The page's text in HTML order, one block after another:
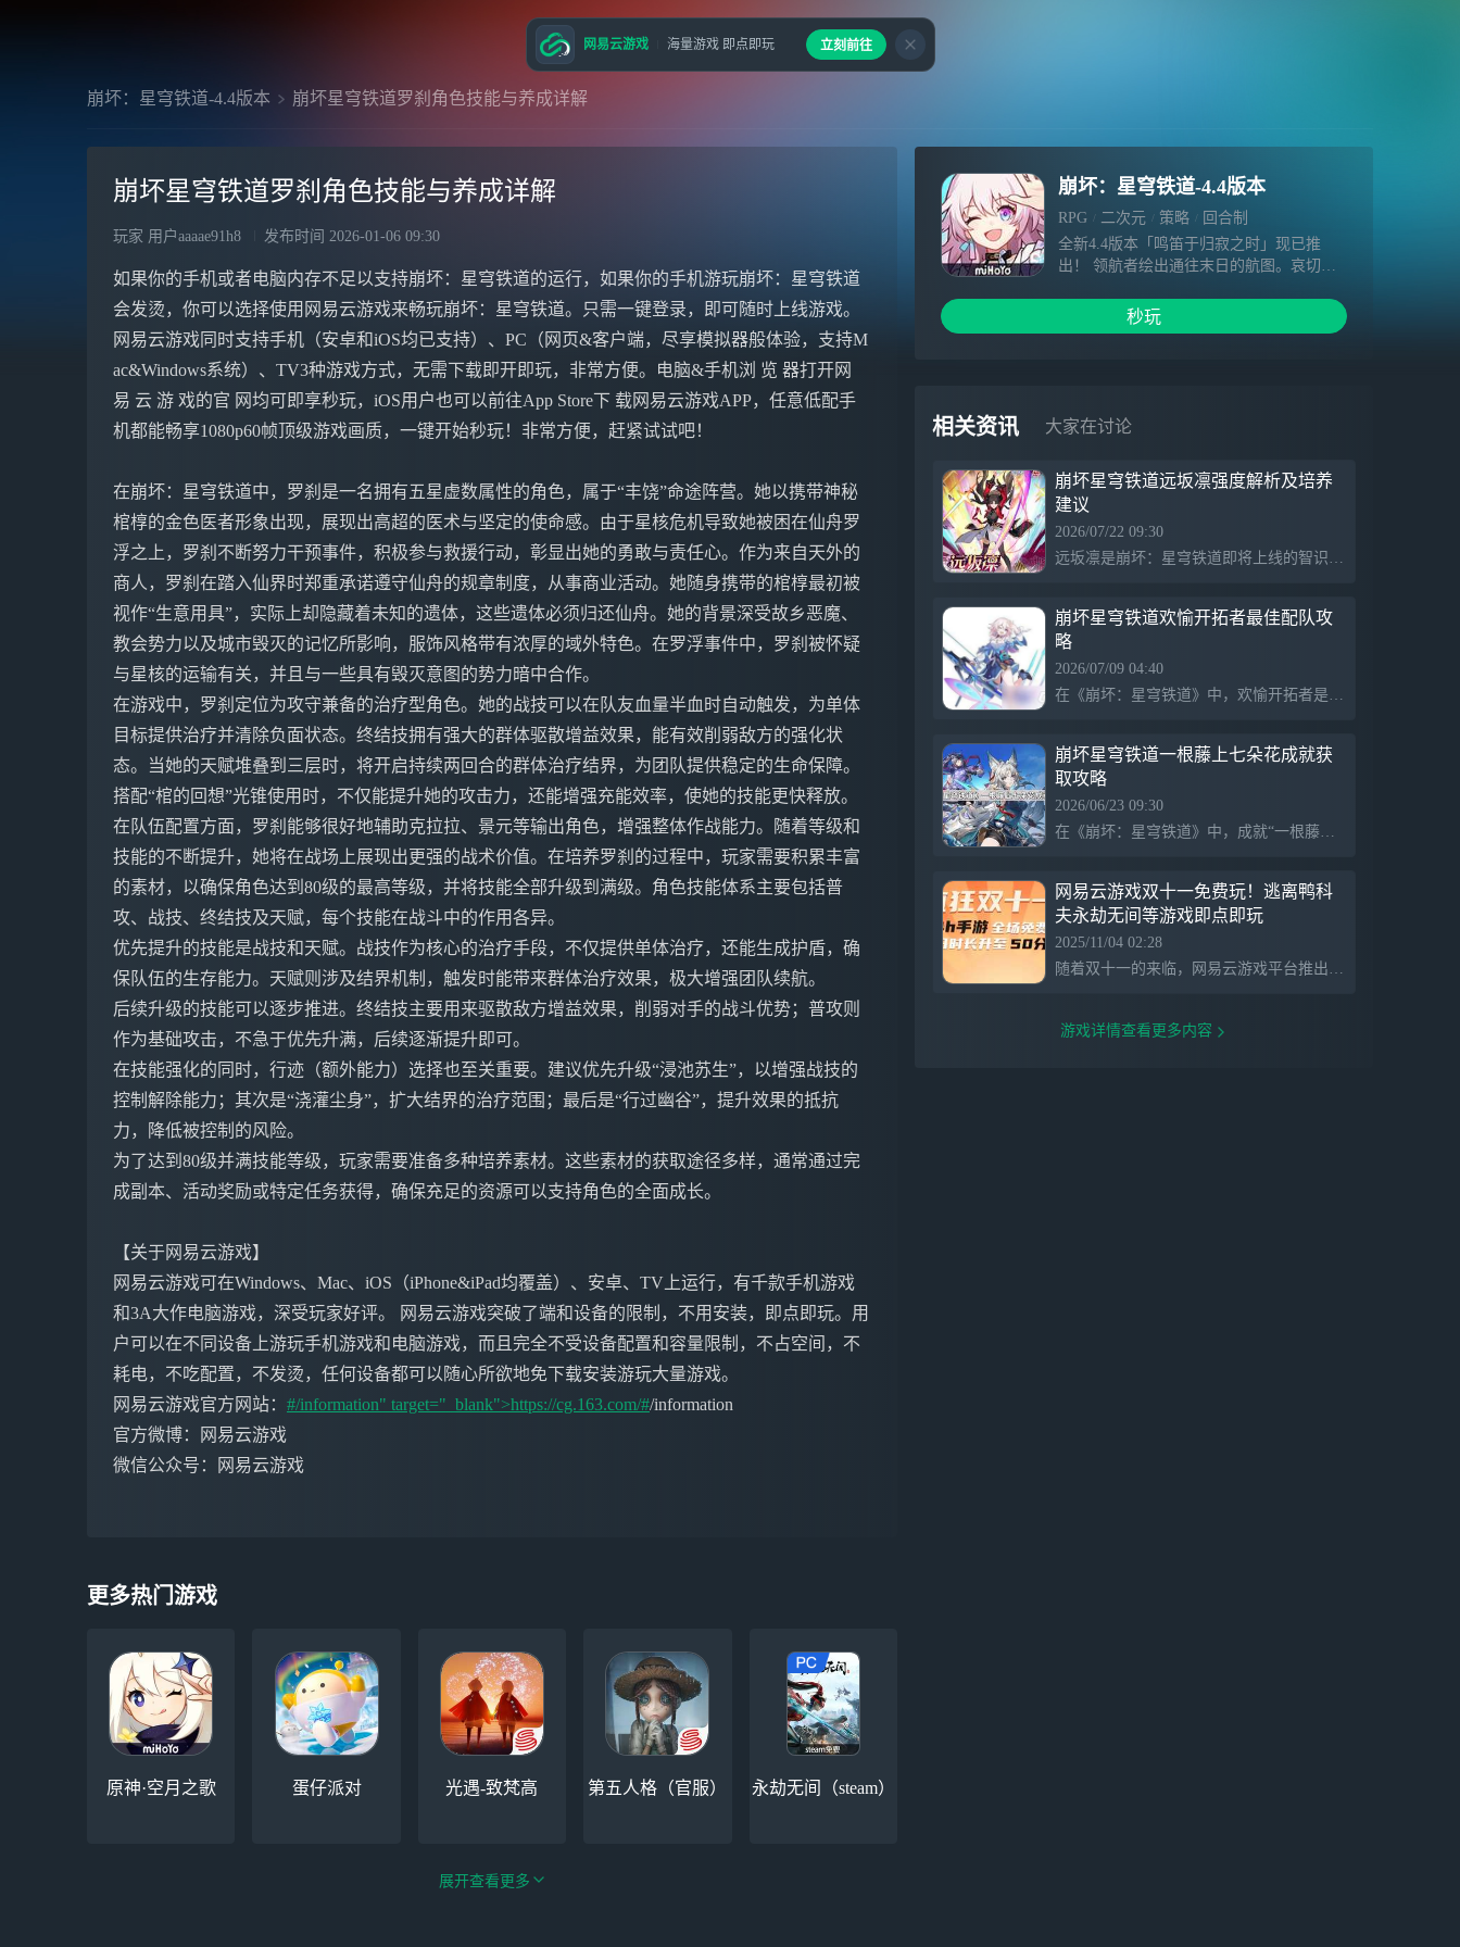
崩坏：星穹铁道-4.4版本 崩坏星穹铁道罗刹角色技能与养成详解
崩坏星穹铁道罗刹角色技能与养成详解
玩家 用户aaaae91h8 发布时间 2026-01-06 09:30
如果你的手机或者电脑内存不足以支持崩坏：星穹铁道的运行，如果你的手机游玩崩坏：星穹铁道
会发烫，你可以选择使用网易云游戏来畅玩崩坏：星穹铁道。只需一键登录，即可随时上线游戏。
网易云游戏同时支持手机（安卓和iOS均已支持）、PC（网页&客户端，尽享模拟器般体验，支持M
ac&Windows系统）、TV3种游戏方式，无需下载即开即玩，非常方便。电脑&手机浏 览 器打开网
易 云 游 戏的官 网均可即享秒玩，iOS用户也可以前往App Store下 载网易云游戏APP，任意低配手
机都能畅享1080p60帧顶级游戏画质，一键开始秒玩！非常方便，赶紧试试吧！
在崩坏：星穹铁道中，罗刹是一名拥有五星虚数属性的角色，属于“丰饶”命途阵营。她以携带神秘
棺椁的金色医者形象出现，展现出高超的医术与坚定的使命感。由于星核危机导致她被困在仙舟罗
浮之上，罗刹不断努力干预事件，积极参与救援行动，彰显出她的勇敢与责任心。作为来自天外的
商人，罗刹在踏入仙界时郑重承诺遵守仙舟的规章制度，从事商业活动。她随身携带的棺椁最初被
视作“生意用具”，实际上却隐藏着未知的遗体，这些遗体必须归还仙舟。她的背景深受故乡恶魔、
教会势力以及城市毁灭的记忆所影响，服饰风格带有浓厚的域外特色。在罗浮事件中，罗刹被怀疑
与星核的运输有关，并且与一些具有毁灭意图的势力暗中合作。
在游戏中，罗刹定位为攻守兼备的治疗型角色。她的战技可以在队友血量半血时自动触发，为单体
目标提供治疗并清除负面状态。终结技拥有强大的群体驱散增益效果，能有效削弱敌方的强化状
态。当她的天赋堆叠到三层时，将开启持续两回合的群体治疗结界，为团队提供稳定的生命保障。
搭配“棺的回想”光锥使用时，不仅能提升她的攻击力，还能增强充能效率，使她的技能更快释放。
在队伍配置方面，罗刹能够很好地辅助克拉拉、景元等输出角色，增强整体作战能力。随着等级和
技能的不断提升，她将在战场上展现出更强的战术价值。在培养罗刹的过程中，玩家需要积累丰富
的素材，以确保角色达到80级的最高等级，并将技能全部升级到满级。角色技能体系主要包括普
攻、战技、终结技及天赋，每个技能在战斗中的作用各异。
优先提升的技能是战技和天赋。战技作为核心的治疗手段，不仅提供单体治疗，还能生成护盾，确
保队伍的生存能力。天赋则涉及结界机制，触发时能带来群体治疗效果，极大增强团队续航。
后续升级的技能可以逐步推进。终结技主要用来驱散敌方增益效果，削弱对手的战斗优势；普攻则
作为基础攻击，不急于优先升满，后续逐渐提升即可。
在技能强化的同时，行迹（额外能力）选择也至关重要。建议优先升级“浸池苏生”，以增强战技的
控制解除能力；其次是“浇灌尘身”，扩大结界的治疗范围；最后是“行过幽谷”，提升效果的抵抗
力，降低被控制的风险。
为了达到80级并满技能等级，玩家需要准备多种培养素材。这些素材的获取途径多样，通常通过完
成副本、活动奖励或特定任务获得，确保充足的资源可以支持角色的全面成长。
【关于网易云游戏】
网易云游戏可在Windows、Mac、iOS（iPhone&iPad均覆盖）、安卓、TV上运行，有千款手机游戏
和3A大作电脑游戏，深受玩家好评。 网易云游戏突破了端和设备的限制，不用安装，即点即玩。用
户可以在不同设备上游玩手机游戏和电脑游戏，而且完全不受设备配置和容量限制，不占空间，不
耗电，不吃配置，不发烫，任何设备都可以随心所欲地免下载安装游玩大量游戏。
网易云游戏官方网站： #/information" target="_blank">https://cg.163.com/#/information
官方微博：网易云游戏
微信公众号：网易云游戏
崩坏：星穹铁道-4.4版本
RPG 二次元 策略
回合制
全新4.4版本「鸣笛于归寂之时」现已推
出！ 领航者绘出通往末日的航图。哀切的
的生路…… 【全新剧情】 开拓任务「二相
乐园」-「鸣笛于归寂之时」 【全新角色】
的过去，无论去往多么遥远的未来，我们之
间的关系也不会改变。我是星穹列车的领航
人。」 有人并肩，有人守望，「开拓」从
不是孤帆远航。 她画下拓星的奇迹，银轨
绵延，无名客们再次起航，照亮星河的长夜
——终点处，她再度回望，启行的梦从未搁
浅。 全新限定5星角色「远坂凛（智识•量
「魔石赤染流光」获得。 「远坂凛」 「契
约完成。别担心，我不喜欢那种阶级分明的
吗，我的从者？」 来自宇宙之外，某个存
在着魔法与魔术的世界，不断精进自我的少
代当家。 如今师从于「时钟塔」某位与圣
杯战争颇有渊源的名师，为了完成实习课题
穿梭于次元与位面之间…… 「欸？这里是
哪？怎么一点魔力都没有啊…圣、圣杯？有
救了！不好意思，借我一用！」 全新限定5
星」获得。 「吉尔伽美什」 「星核，我的
财宝。等你行至终点，本王就将你封入宝库
深处，最安全的位置吧…哼，话虽如此，你
的『开拓』还将继续许久，甚至超出了本王
神、三分之一是人的他，理所当然地拥有支
秒玩
相关资讯 大家在讨论
崩坏星穹铁道远坂凛强度解析及培养
建议
2026/07/22 09:30
远坂凛是崩坏：星穹铁道即将上线的智识量子角色，拥有双马尾黑发和东方韵味的着装。她擅长利用“宝石能量”强化战技，具备爆发输出能力。其技能包括普攻“八极拳”，造成量子属性伤害，以及强化技能“第二魔法实验”，对敌方造成群体和单体量子伤害并获取额外能量。天赋“宝石魔术”可提高暴击伤害，值得培养。
崩坏星穹铁道欢愉开拓者最佳配队攻
略
2026/07/09 04:40
在《崩坏：星穹铁道》中，欢愉开拓者是一名兼具输出和辅助能力的角色，适合与桑博和娜塔莎等角色配队。桑博可对敌人施加风属性伤害并禁锢敌人，增强控制效果；而娜塔莎则能稳定队伍的生命值，保证欢愉开拓者持续输出。与虎克搭配则形成冰火属性组合，有效打破敌人抗性，提升整体伤害能力。
崩坏星穹铁道一根藤上七朵花成就获
取攻略
2026/06/23 09:30
在《崩坏：星穹铁道》中，成就“一根藤上七朵花”需找寻老人及其六个孙子。玩家需与门口的云骑士兵对话得知情节，之后与六个孙子互动，促使他们去救老人。尽管孙子只有六个，但不影响成就获取。完成剧情后即可解锁该成就，灵感源自葫芦娃救爷爷的故事。
网易云游戏双十一免费玩！逃离鸭科
夫永劫无间等游戏即点即玩
2025/11/04 02:28
随着双十一的来临，网易云游戏平台推出了一系列丰厚的福利优惠活动，为玩家带来前所未有的游戏体验。玩家不但可以享受免费全天畅玩的福利，更100%中奖的抽奖活动。让玩家以超高配置享受《永劫无间》《逃离鸭科夫》《无限暖暖》《第五人格》等热门游戏的同时，还能收获实实在在的优惠。
游戏详情查看更多内容
更多热门游戏
原神·空月之歌 蛋仔派对 光遇-致梵高 第五人格（官服） 永劫无间（steam）
展开查看更多
网易云游戏 海量游戏 即点即玩 立刻前往